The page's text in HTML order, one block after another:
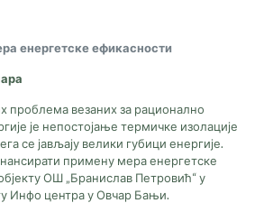
енергетске ефикасности
проблема везаних за рационално
је непостојање термичке изолације
се јављају велики губици енергије.
примену мера енергетске
ОШ „Бранислав Петровић“ у
Инфо центра у Овчар Бањи.